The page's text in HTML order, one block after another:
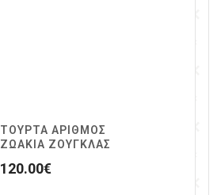
ΤΟΥΡΤΑ ΑΡΙΘΜΟΣ
ΖΩΆΚΙΑ ΖΟΥΓΚΛΑΣ
120.00€